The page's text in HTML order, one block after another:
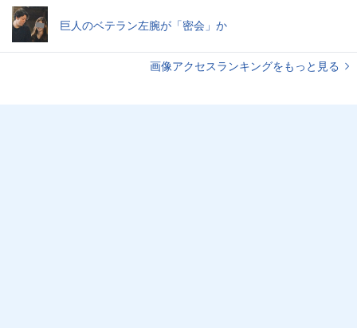
巨人のベテラン左腕が「密会」か
画像アクセスランキングをもっと見る